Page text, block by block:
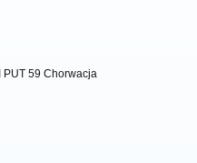
PUT 59 Chorwacja